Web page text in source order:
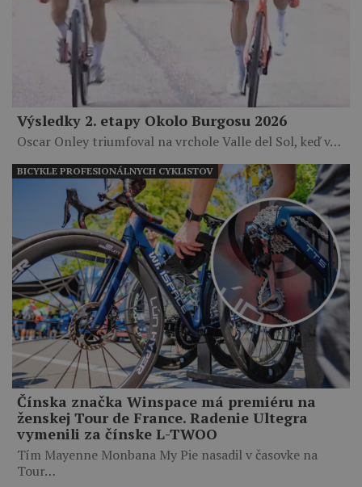
Výsledky 2. etapy Okolo Burgosu 2026
Oscar Onley triumfoval na vrchole Valle del Sol, keď v…
Čínska značka Winspace má premiéru na
ženskej Tour de France. Radenie Ultegra
vymenili za čínske L-TWOO
Tím Mayenne Monbana My Pie nasadil v časovke na
Tour…
BICYKLE PROFESIONÁLNYCH CYKLISTOV